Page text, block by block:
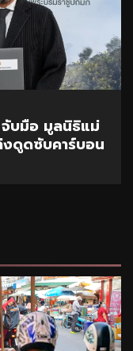
จับมือ มูลนิธิแม่
ดูดซับคาร์บอน